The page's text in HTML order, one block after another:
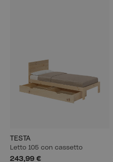
TESTA
Letto 105 con cassetto
243,99 €